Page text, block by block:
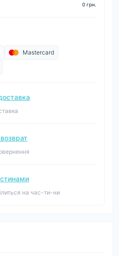
0 грн.
Mastercard
на час-ти-ни